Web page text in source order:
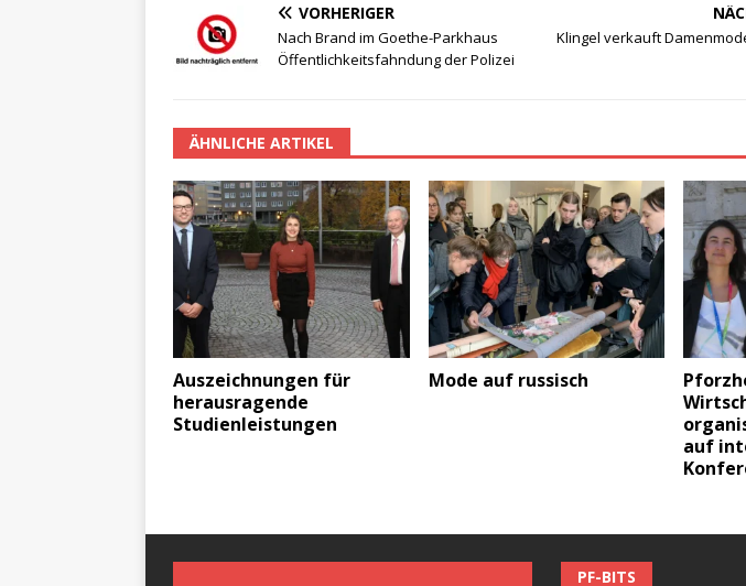
VORHERIGER
Nach Brand im Goethe-Parkhaus
Öffentlichkeitsfahndung der Polizei
Klingel verkauft
ÄHNLICHE ARTIKEL
Auszeichnungen für
herausragende
Studienleistungen
Mode auf russisch
auf
PF-BITS